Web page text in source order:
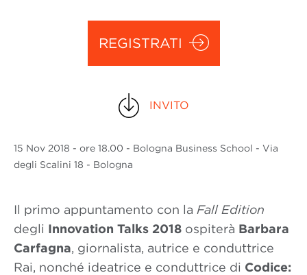
REGISTRATI
15 Nov 2018 - ore 18.00 - Bologna Business School - Via
degli Scalini 18 - Bologna
INVITO
Il primo appuntamento con la Fall Edition
degli Innovation Talks 2018 ospiterà Barbara
Carfagna, giornalista, autrice e conduttrice
Rai, nonché ideatrice e conduttrice di Codice: